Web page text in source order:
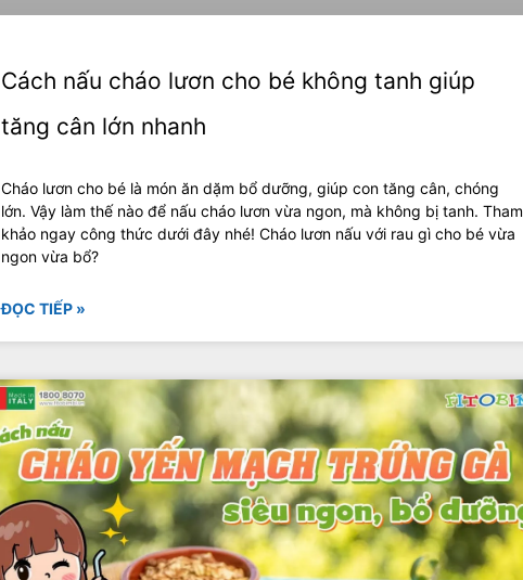
Cách nấu cháo lươn cho bé không tanh giúp
tăng cân lớn nhanh
Cháo lươn cho bé là món ăn dặm bổ dưỡng, giúp con tăng cân, chóng
lớn. Vậy làm thế nào để nấu cháo lươn vừa ngon, mà không bị tanh. Tham
khảo ngay công thức dưới đây nhé! Cháo lươn nấu với rau gì cho bé vừa
ngon vừa bổ?
ĐỌC TIẾP »